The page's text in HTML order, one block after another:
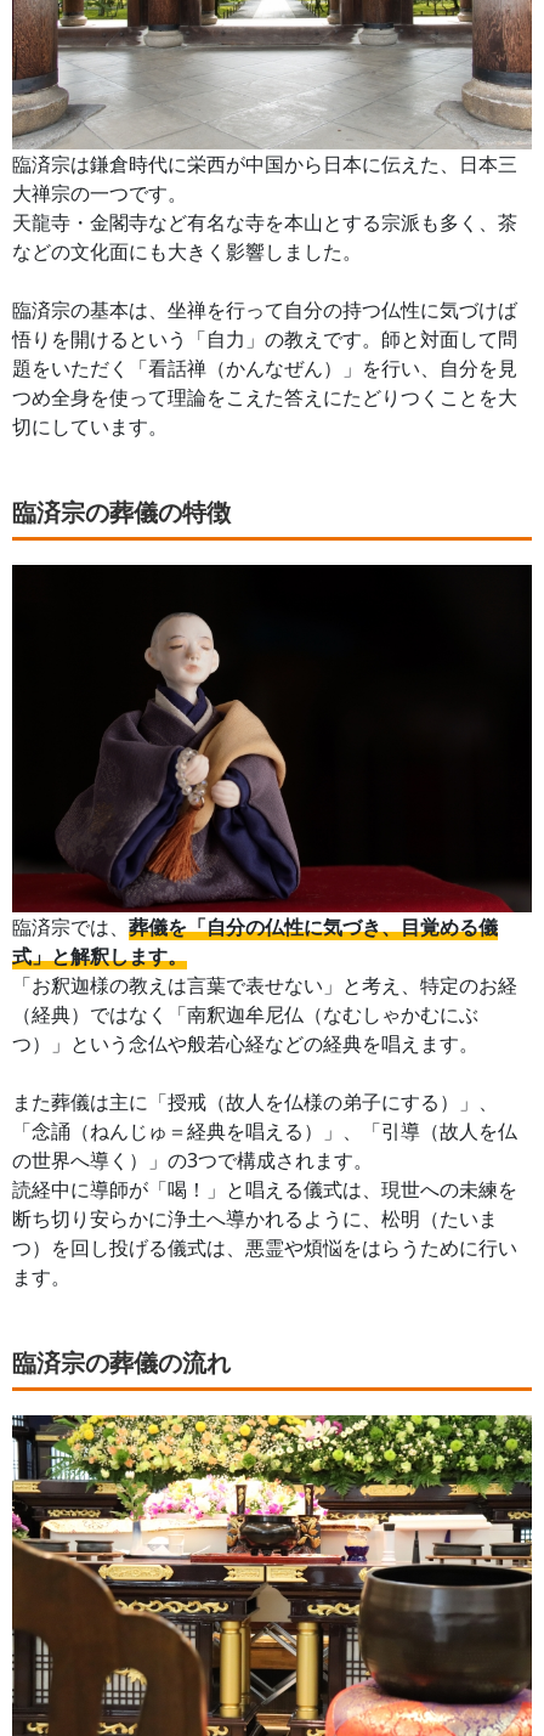
臨済宗は鎌倉時代に栄西が中国から日本に伝えた、日本三
大禅宗の一つです。
天龍寺・金閣寺など有名な寺を本山とする宗派も多く、茶
などの文化面にも大きく影響しました。
臨済宗の基本は、坐禅を行って自分の持つ仏性に気づけば
悟りを開けるという「自力」の教えです。師と対面して問
題をいただく「看話禅（かんなぜん）」を行い、自分を見
つめ全身を使って理論をこえた答えにたどりつくことを大
切にしています。
臨済宗の葬儀の特徴
臨済宗では、 葬儀を「自分の仏性に気づき、目覚める儀
式」と解釈します。
「お釈迦様の教えは言葉で表せない」と考え、特定のお経
（経典）ではなく「南釈迦牟尼仏（なむしゃかむにぶ
つ）」という念仏や般若心経などの経典を唱えます。
また葬儀は主に「授戒（故人を仏様の弟子にする）」、
「念誦（ねんじゅ＝経典を唱える）」、「引導（故人を仏
の世界へ導く）」の3つで構成されます。
読経中に導師が「喝！」と唱える儀式は、現世への未練を
断ち切り安らかに浄土へ導かれるように、松明（たいま
つ）を回し投げる儀式は、悪霊や煩悩をはらうために行い
ます。
臨済宗の葬儀の流れ